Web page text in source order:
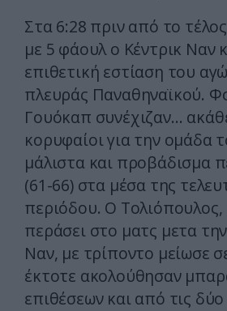
Στα 6:28 πριν από το
με 5 φάουλ ο Κέντρικ Ναν
επιθετική εστίαση του
πλευράς Παναθηναϊκού.
Γουόκαπ συνέχιζαν…
κορυφαίοι για την ομάδα
μάλιστα και προβάδισμα
(61-66) στα μέσα της
περιόδου. Ο Τολιόπουλος,
περάσει στο ματς μετα
Ναν, με τρίποντο μείωσε
έκτοτε ακολούθησαν
επιθέσεων και από τις